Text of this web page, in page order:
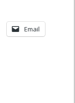
Email